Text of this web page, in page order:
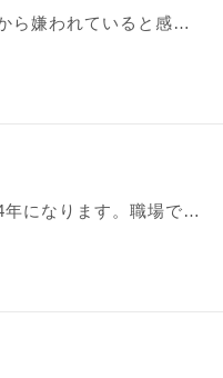
私はどこの職場に行っても 皆から嫌われていると感じます。 何処をどう直せば良いのか 私のどこが嫌いなのか分かりません。どうしたらよいのでしょうか 教えて下さい。
今の職場でお世話になってから4年になります。職場では取り返しがつかない程嫌われてしまいました。 私がいたらなく努力が足りないせいで 仕事の力量が中々上がらず 何とか挽回しようとするたび焦ってしまいあちこでミスが 重なりとうとう見限りられてしまいました。落ち込みから立ち直れず悩みに深くはまってしまい 鬱状態になり、物忘れ、不眠症が酷くなってしまいました。 人間関係が強固な職場ですが私もその中で頑張るのが夢でしたが…現実は、チームを組んでも私だけ仲間はずれになったり、バカにされたり、まともに相手にされなくなったり、毎日がとても苦しいです。 自業自得、自分の情けなさにうんざりしてます。 生きるのがいやになってきました。 すみません…いい歳して世の中にはもっと苦しい人、大変な人沢山いるの分かっていたつもりでした。 苦しくて 寂しくてどうしょうもなくなって つい愚痴を話してしまいました